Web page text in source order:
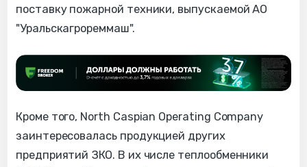
поставку пожарной техники, выпускаемой АО
"Уральскагрореммаш".
Кроме того, North Caspian Operating Company
заинтересовалась продукцией других
предприятий ЗКО. В их числе теплообменники